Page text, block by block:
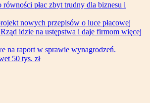
płac zbyt trudny dla biznesu i
nowych przepisów o luce płacowej
idzie na ustępstwa i daje firmom więcej
na raport w sprawie wynagrodzeń.
50 tys. zł